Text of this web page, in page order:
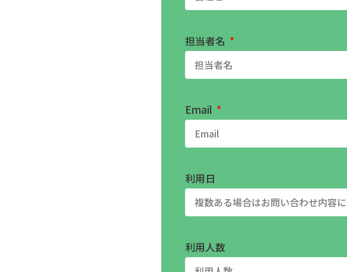
担当者名
Email
利用日
利用人数